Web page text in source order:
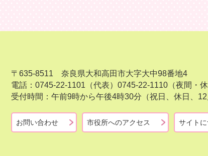
〒635-8511 奈良県大和高田市大字大中98番地4
電話：0745-22-1101（代表） 0745-22-1110（夜間・休
受付時間：午前9時から午後4時30分（祝日、休日、
お問い合わせ 市役所へのアクセス サイト